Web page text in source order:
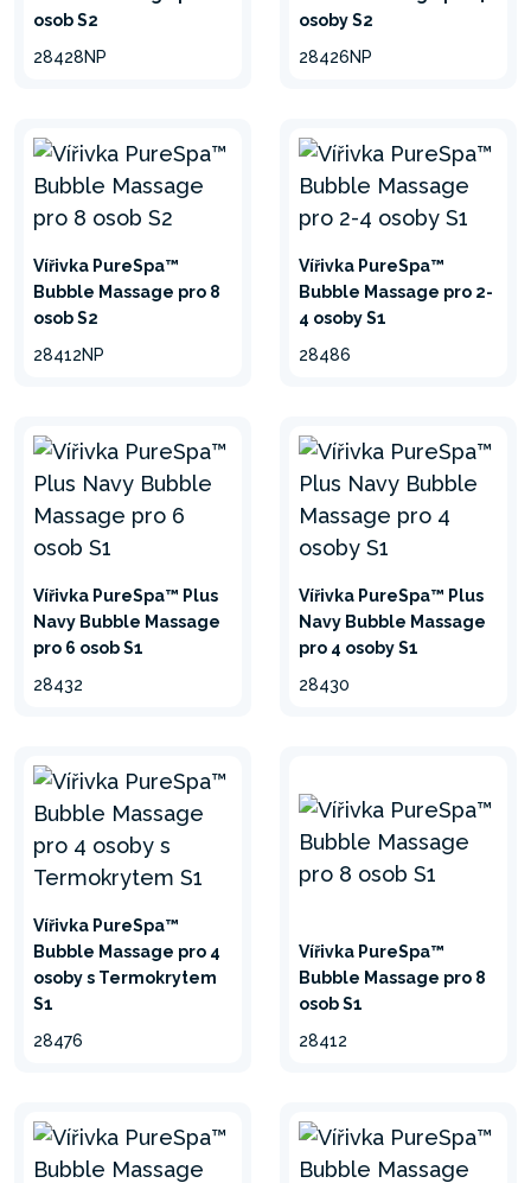
SUPERTOUGH™
3 vrstvy PVC s technologií
odolnost a maximální
podporu. Horní a spodní
vrstva jsou vyrobeny z
raženého silného PVC.
Střední vrstva je vyrobena
ze superpevné zesílené
polyesterové síťoviny. To vše
zajišťuje odolný a pohodlný
SYSTÉM TVRDÉ VODY
Vestavěný elektronický
systém úpravy tvrdé vody
změkčuje vodu, která je
mnohem šetrnější k
pokožce, oděvu i celé
vířivce. Nahromadění tvrdé
životnost vaší vířivky.
LED DISPLAY
integrovaný přímo do
motoru vířivky s tlačítky pro
ovládání všech funkcí
obsažených ve vířivce
osob S2
28428NP
osoby S2
28426NP
Vířivka PureSpa™
Bubble Massage pro 8
osob S2
28412NP
Vířivka PureSpa™
Bubble Massage pro 2-
4 osoby S1
28486
Vířivka PureSpa™ Plus
Navy Bubble Massage
pro 6 osob S1
28432
Vířivka PureSpa™ Plus
Navy Bubble Massage
pro 4 osoby S1
28430
Vířivka PureSpa™
Bubble Massage pro 4
osoby s Termokrytem
S1
28476
Vířivka PureSpa™
Bubble Massage pro 8
osob S1
28412